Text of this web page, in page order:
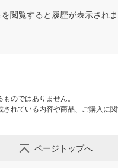
閲覧すると履歴が表示され
のではありません。
れている内容や商品、ご購入に
ページトップへ